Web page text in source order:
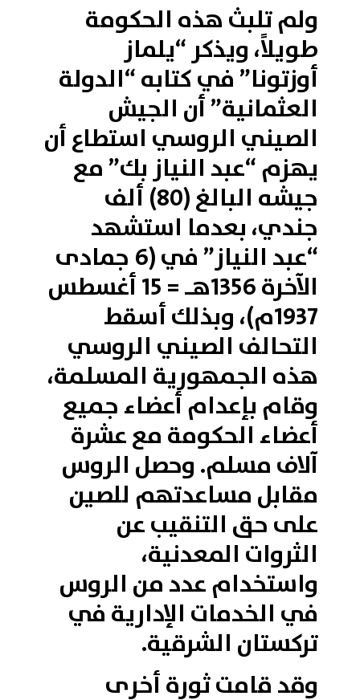
ولم تلبث هذه الحكومة
طويلاً، ويذكر “يلماز
أوزتونا” في كتابه “الدولة
العثمانية” أن الجيش
الصيني الروسي استطاع أن
يهزم “عبد النياز بك” مع
جيشه البالغ (80) ألف
جندي، بعدما استشهد
“عبد النياز” في (6 جمادى
الآخرة 1356هـ = 15 أغسطس
1937م)، وبذلك أسقط
التحالف الصيني الروسي
هذه الجمهورية المسلمة،
وقام بإعدام أعضاء جميع
أعضاء الحكومة مع عشرة
آلاف مسلم. وحصل الروس
مقابل مساعدتهم للصين
على حق التنقيب عن
الثروات المعدنية،
واستخدام عدد من الروس
في الخدمات الإدارية في
تركستان الشرقية.
وقد قامت ثورة أخرى